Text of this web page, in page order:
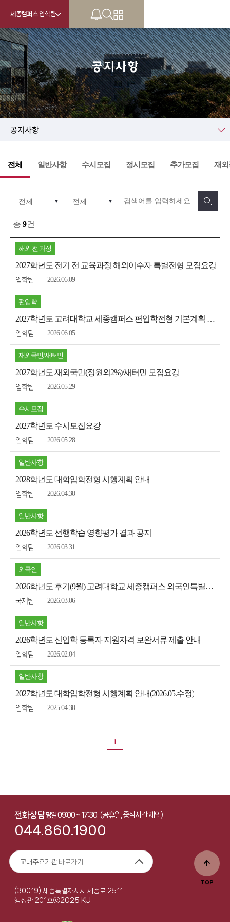
세종캠퍼스 입학팀
KU
TOP
공지사항
공지사항
전체 일반사항 수시모집 정시모집 추가모집 재외
총 9건
해외 전 과정
2027학년도 전기 전 교육과정 해외이수자 특별전형 모집요강
입학팀 2026.06.09
편입학
2027학년도 고려대학교 세종캠퍼스 편입학전형 기본계획 안내
입학팀 2026.06.05
재외국민/새터민
2027학년도 재외국민(정원외2%)/새터민 모집요강
입학팀 2026.05.29
수시모집
2027학년도 수시모집요강
입학팀 2026.05.28
일반사항
2028학년도 대학입학전형 시행계획 안내
입학팀 2026.04.30
일반사항
2026학년도 선행학습 영향평가 결과 공지
입학팀 2026.03.31
외국인
2026학년도 후기(9월) 고려대학교 세종캠퍼스 외국인특별전형 원서접수 안내
국제팀 2026.03.06
일반사항
2026학년도 신입학 등록자 지원자격 보완서류 제출 안내
입학팀 2026.02.04
일반사항
2027학년도 대학입학전형 시행계획 안내(2026.05.수정)
입학팀 2025.04.30
1
전화상담평일 09:00 ~ 17:30 (공휴일, 중식시간 제외)
044.860.1900
교내주요기관바로가기
(30019) 세종특별자치시 세종로 2511
행정관 201호ⓒ2025 KU